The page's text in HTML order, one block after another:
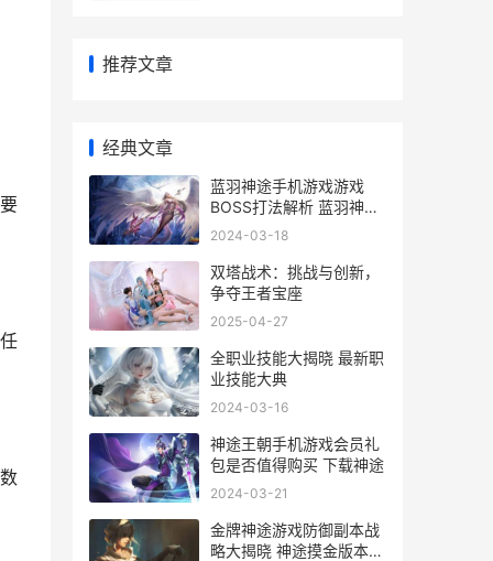
推荐文章
经典文章
蓝羽神途手机游戏游戏
BOSS打法解析 蓝羽神途
好玩吗
2024-03-18
双塔战术：挑战与创新，
争夺王者宝座
2025-04-27
全职业技能大揭晓 最新职
业技能大典
2024-03-16
神途王朝手机游戏会员礼
包是否值得购买 下载神途
2024-03-21
金牌神途游戏防御副本战
略大揭晓 神途摸金版本手